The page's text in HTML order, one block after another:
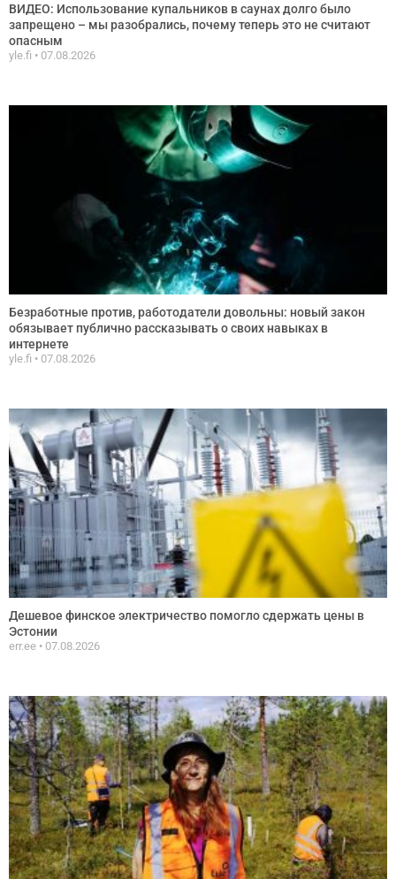
ВИДЕО: Использование купальников в саунах долго было
запрещено – мы разобрались, почему теперь это не считают
опасным
yle.fi 07.08.2026
Безработные против, работодатели довольны: новый закон
обязывает публично рассказывать о своих навыках в
интернете
yle.fi 07.08.2026
Дешевое финское электричество помогло сдержать цены в
Эстонии
err.ee 07.08.2026